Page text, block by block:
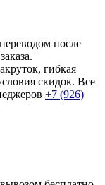
после
гибкая
скидок. Все
+7 (926)